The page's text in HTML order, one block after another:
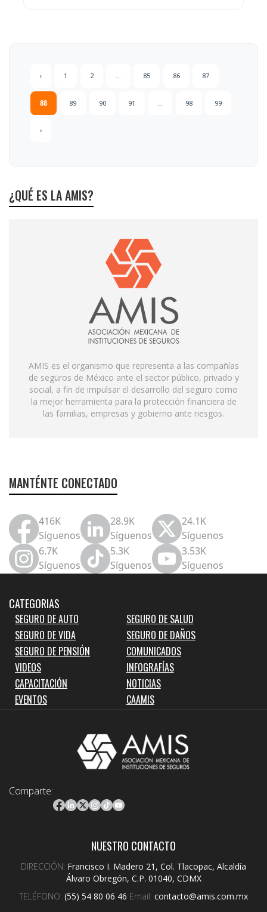
‹ 1 2 ... 85 86 87
88 89 90 91 98 99
›
¿QUÉ ES LA AMIS?
AMIS es el organismo que representa a las compañías
de seguros de México ante el sector público, privado y
social, a fin de impulsar el desarrollo del seguro como
la mejor herramienta para la protección financiera de
las familias, empresas y gobierno ante riesgos.
MANTÉNTE CONECTADO
416K
Síguenos
28.9K
Síguenos
24.1K
Síguenos
6.7K
Síguenos
5.3K
Síguenos
3.53K
Síguenos
CATEGORIAS
SEGURO DE AUTO
SEGURO DE SALUD
SEGURO DE VIDA
SEGURO DE DAÑOS
SEGURO DE PENSIÓN
COMUNICADOS
VIDEOS
INFOGRAFÍAS
CAPACITACIÓN
NOTICIAS
EVENTOS
CAAMIS
Comparte:
NUESTRO CONTACTO
DIRECCIÓN: Francisco I. Madero 21, Col. Tlacopac, Alcaldía
Álvaro Obregón, C.P. 01040, CDMX
TELÉFONO: (55) 54 80 06 46 Email: contacto@amis.com.mx